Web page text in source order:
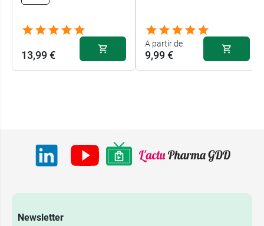
13,99 €
A partir de
9,99 €
Newsletter